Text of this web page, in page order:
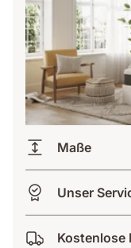
Maße
Unser
Kostenlose